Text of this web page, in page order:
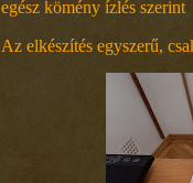
egész kömény ízlés szerint
Az elkészítés egyszerű,